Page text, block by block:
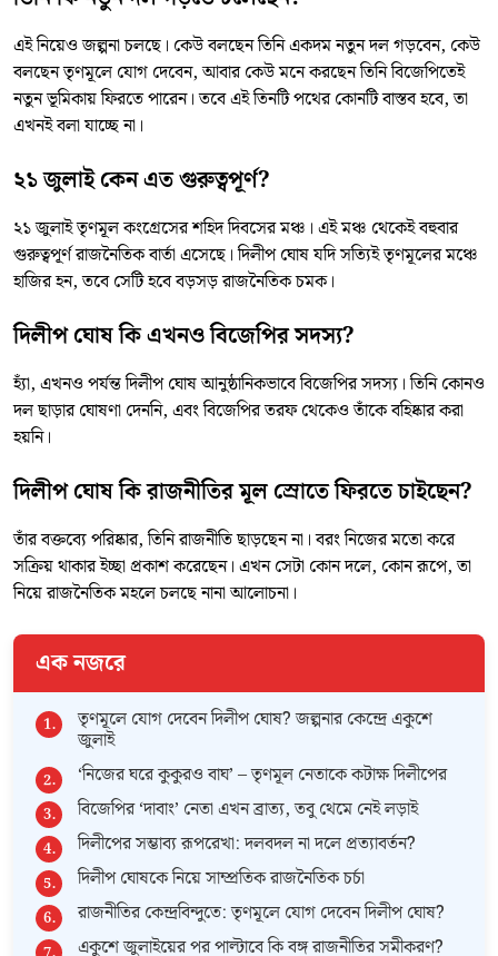
এই নিয়েও জল্পনা চলছে। কেউ বলছেন তিনি একদম নতুন দল গড়বেন, কেউ
বলছেন তৃণমূলে যোগ দেবেন, আবার কেউ মনে করছেন তিনি বিজেপিতেই
নতুন ভূমিকায় ফিরতে পারেন। তবে এই তিনটি পথের কোনটি বাস্তব হবে, তা
এখনই বলা যাচ্ছে না।
২১ জুলাই কেন এত গুরুত্বপূর্ণ?
২১ জুলাই তৃণমূল কংগ্রেসের শহিদ দিবসের মঞ্চ। এই মঞ্চ থেকেই বহুবার
গুরুত্বপূর্ণ রাজনৈতিক বার্তা এসেছে। দিলীপ ঘোষ যদি সত্যিই তৃণমূলের মঞ্চে
হাজির হন, তবে সেটি হবে বড়সড় রাজনৈতিক চমক।
দিলীপ ঘোষ কি এখনও বিজেপির সদস্য?
হ্যাঁ, এখনও পর্যন্ত দিলীপ ঘোষ আনুষ্ঠানিকভাবে বিজেপির সদস্য। তিনি কোনও
দল ছাড়ার ঘোষণা দেননি, এবং বিজেপির তরফ থেকেও তাঁকে বহিষ্কার করা
হয়নি।
দিলীপ ঘোষ কি রাজনীতির মূল স্রোতে ফিরতে চাইছেন?
তাঁর বক্তব্যে পরিষ্কার, তিনি রাজনীতি ছাড়ছেন না। বরং নিজের মতো করে
সক্রিয় থাকার ইচ্ছা প্রকাশ করেছেন। এখন সেটা কোন দলে, কোন রূপে, তা
নিয়ে রাজনৈতিক মহলে চলছে নানা আলোচনা।
এক নজরে
তৃণমূলে যোগ দেবেন দিলীপ ঘোষ? জল্পনার কেন্দ্রে একুশে
জুলাই
‘নিজের ঘরে কুকুরও বাঘ’ – তৃণমূল নেতাকে কটাক্ষ দিলীপের
বিজেপির ‘দাবাং’ নেতা এখন ব্রাত্য, তবু থেমে নেই লড়াই
দিলীপের সম্ভাব্য রূপরেখা: দলবদল না দলে প্রত্যাবর্তন?
দিলীপ ঘোষকে নিয়ে সাম্প্রতিক রাজনৈতিক চর্চা
রাজনীতির কেন্দ্রবিন্দুতে: তৃণমূলে যোগ দেবেন দিলীপ ঘোষ?
একুশে জুলাইয়ের পর পাল্টাবে কি বঙ্গ রাজনীতির সমীকরণ?